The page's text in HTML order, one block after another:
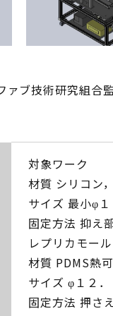
ブ技術研究組合
対象ワーク
材質 シリコン，
サイズ 最小φ
固定方法 抑え
レプリカモー
材質 PDMS熱
サイズ φ１２
固定方法 押さ